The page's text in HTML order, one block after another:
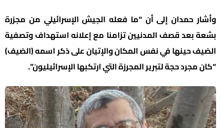
وأشار حمدان إلى أن “ما فعله الجيش الإسرائيلي من مجزرة
بشعة بعد قصف المدنيين تزامنا مع إعلانه استهداف وتصفية
الضيف حينها في نفس المكان والإتيان على ذكر اسمه (الضيف)
“كان مجرد حجة لتبرير المجرزة التي ارتكبها الإسرائيليون”.